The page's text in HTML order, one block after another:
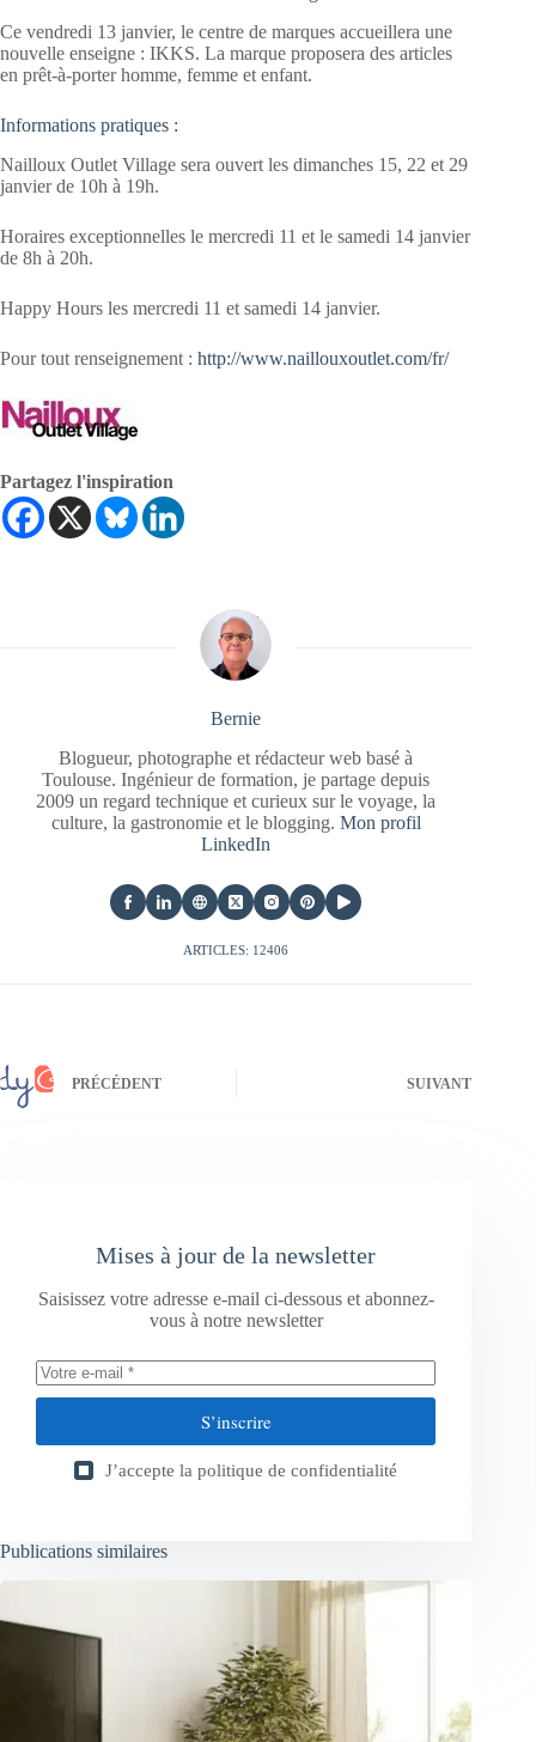
Ce vendredi 13 janvier, le centre de marques accueillera une
nouvelle enseigne : IKKS. La marque proposera des articles
en prêt-à-porter homme, femme et enfant.
Informations pratiques :
Nailloux Outlet Village sera ouvert les dimanches 15, 22 et 29
janvier de 10h à 19h.
Horaires exceptionnelles le mercredi 11 et le samedi 14 janvier
de 8h à 20h.
Happy Hours les mercredi 11 et samedi 14 janvier.
Pour tout renseignement : http://www.naillouxoutlet.com/fr/
Partagez l'inspiration
Bernie
Blogueur, photographe et rédacteur web basé à
Toulouse. Ingénieur de formation, je partage depuis
2009 un regard technique et curieux sur le voyage, la
culture, la gastronomie et le blogging. Mon profil
LinkedIn
ARTICLES: 12406
PRÉCÉDENT SUIVANT
Mises à jour de la newsletter
Saisissez votre adresse e-mail ci-dessous et abonnez-
vous à notre newsletter
S’inscrire
J’accepte la politique de confidentialité
Publications similaires